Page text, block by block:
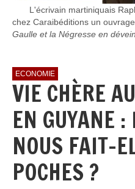
L'écrivain martiniquais
chez Caraibéditions un
Gaulle et la Négresse en
ECONOMIE
VIE CHÈRE
EN GUYANE
NOUS FAIT-
POCHES ?